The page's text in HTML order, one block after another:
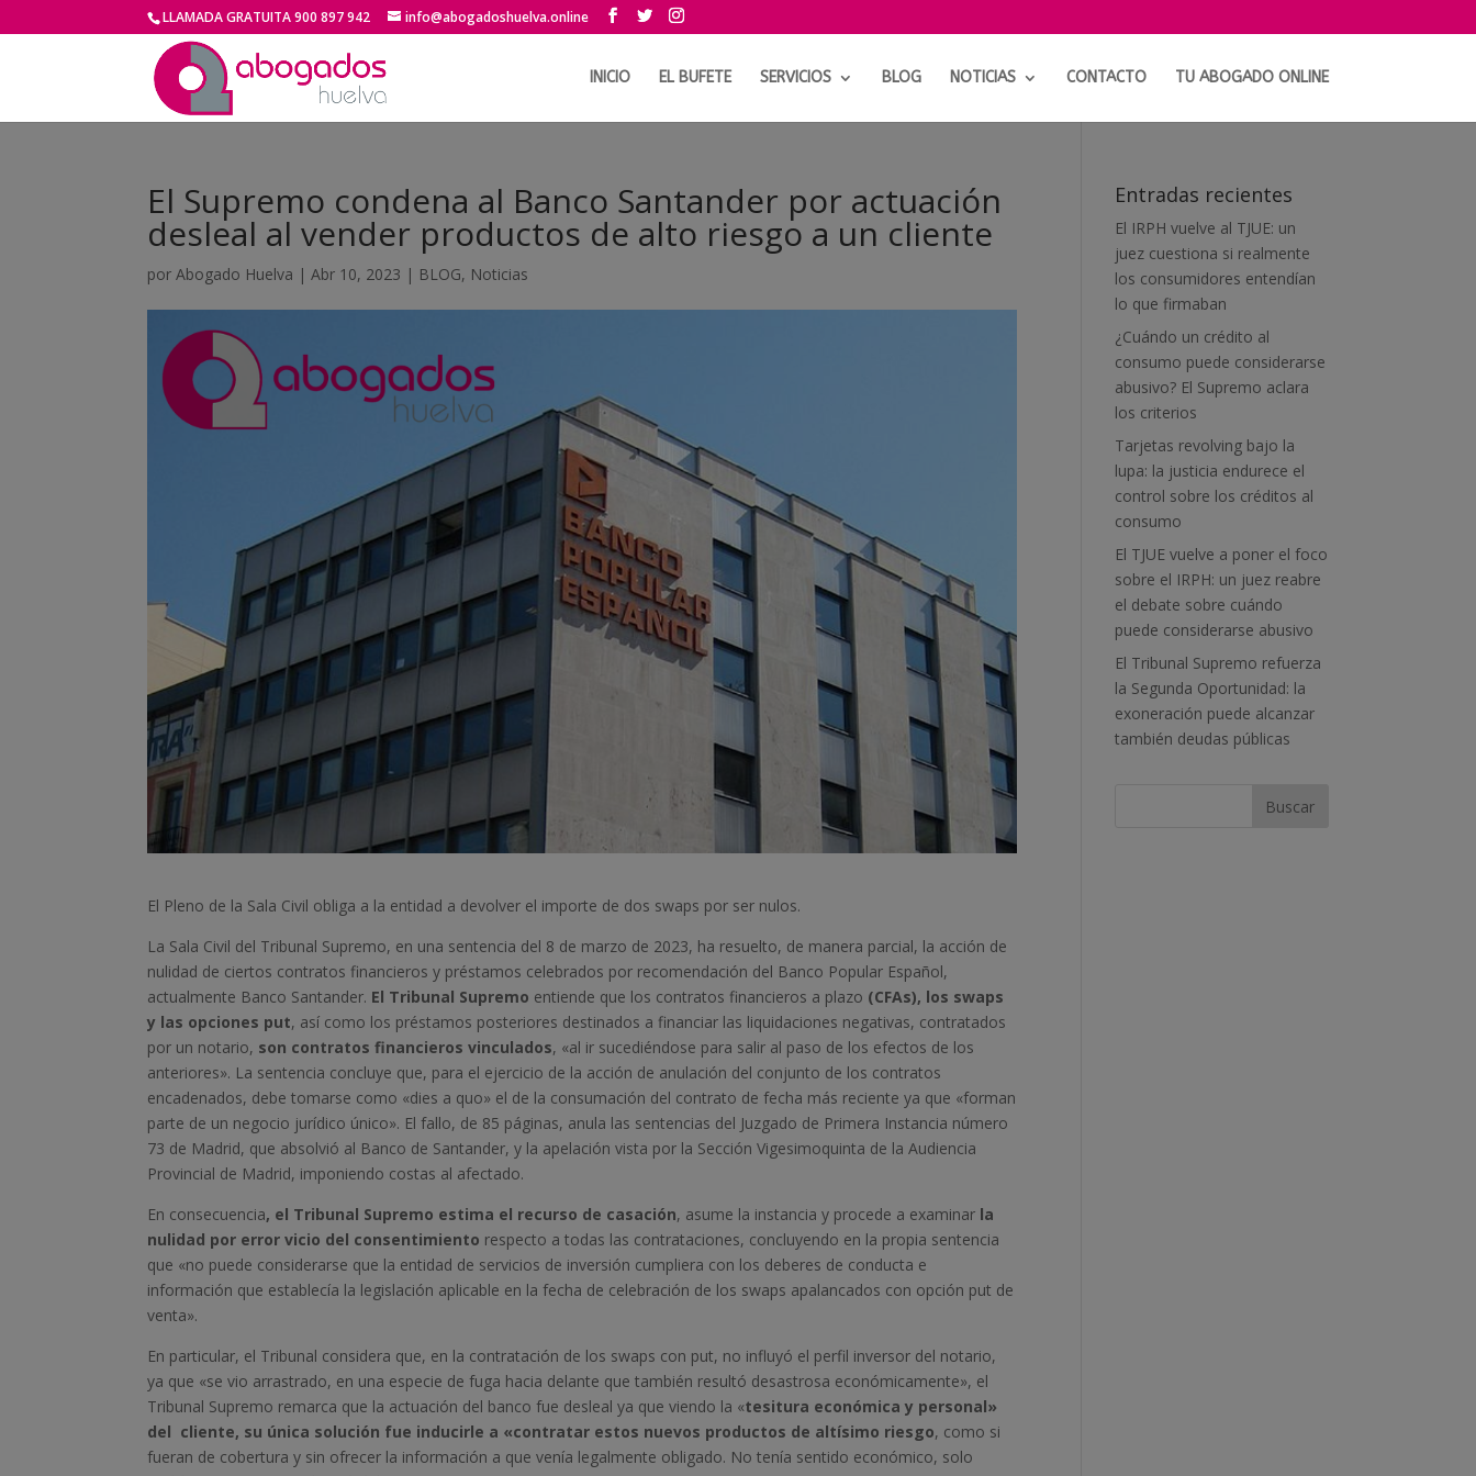
LLAMADA GRATUITA 900 897 942 info@abogadoshuelva.online
INICIO EL BUFETE SERVICIOS BLOG NOTICIAS CONTACTO TU ABOGADO ONLINE
El Supremo condena al Banco Santander por actuación
desleal al vender productos de alto riesgo a un cliente
porAbogado Huelva |Abr 10, 2023 | BLOG, Noticias
El Pleno de la Sala Civil obliga a la entidad a devolver el importe de dos swaps por ser nulos.
La Sala Civil del Tribunal Supremo, en una sentencia del 8 de marzo de 2023, ha resuelto, de manera parcial, la acción de
nulidad de ciertos contratos financieros y préstamos celebrados por recomendación del Banco Popular Español,
actualmente Banco Santander. El Tribunal Supremo entiende que los contratos financieros a plazo (CFAs), los swaps
y las opciones put, así como los préstamos posteriores destinados a financiar las liquidaciones negativas, contratados
por un notario, son contratos financieros vinculados, «al ir sucediéndose para salir al paso de los efectos de los
anteriores». La sentencia concluye que, para el ejercicio de la acción de anulación del conjunto de los contratos
encadenados, debe tomarse como «dies a quo» el de la consumación del contrato de fecha más reciente ya que «forman
parte de un negocio jurídico único». El fallo, de 85 páginas, anula las sentencias del Juzgado de Primera Instancia número
73 de Madrid, que absolvió al Banco de Santander, y la apelación vista por la Sección Vigesimoquinta de la Audiencia
Provincial de Madrid, imponiendo costas al afectado.
En consecuencia, el Tribunal Supremo estima el recurso de casación, asume la instancia y procede a examinar la
nulidad por error vicio del consentimiento respecto a todas las contrataciones, concluyendo en la propia sentencia
que «no puede considerarse que la entidad de servicios de inversión cumpliera con los deberes de conducta e
información que establecía la legislación aplicable en la fecha de celebración de los swaps apalancados con opción put de
venta».
En particular, el Tribunal considera que, en la contratación de los swaps con put, no influyó el perfil inversor del notario,
ya que «se vio arrastrado, en una especie de fuga hacia delante que también resultó desastrosa económicamente», el
Tribunal Supremo remarca que la actuación del banco fue desleal ya que viendo la «tesitura económica y personal»
del cliente, su única solución fue inducirle a «contratar estos nuevos productos de altísimo riesgo, como si
fueran de cobertura y sin ofrecer la información a que venía legalmente obligado. No tenía sentido económico, solo
Entradas recientes
El IRPH vuelve al TJUE: un
juez cuestiona si realmente
los consumidores entendían
lo que firmaban
¿Cuándo un crédito al
consumo puede considerarse
abusivo? El Supremo aclara
los criterios
Tarjetas revolving bajo la
lupa: la justicia endurece el
control sobre los créditos al
consumo
El TJUE vuelve a poner el foco
sobre el IRPH: un juez reabre
el debate sobre cuándo
puede considerarse abusivo
El Tribunal Supremo refuerza
la Segunda Oportunidad: la
exoneración puede alcanzar
también deudas públicas